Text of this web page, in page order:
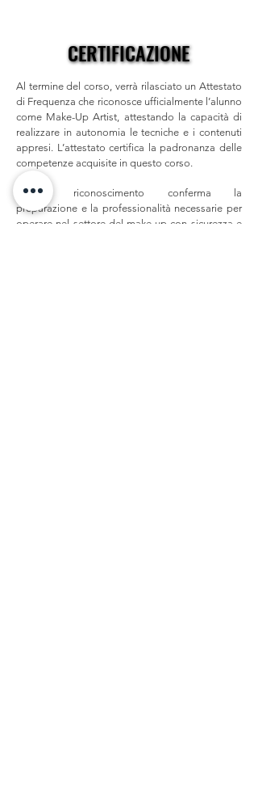
CERTIFICAZIONE
CERTIFICAZIONE
Al termine del corso, verrà rilasciato un Attestato
di Frequenza che riconosce ufficialmente l’alunno
come Make-Up Artist, attestando la capacità di
realizzare in autonomia le tecniche e i contenuti
appresi. L’attestato certifica la padronanza delle
competenze acquisite in questo corso.
Questo riconoscimento conferma la
preparazione e la professionalità necessarie per
operare nel settore del make-up con sicurezza e